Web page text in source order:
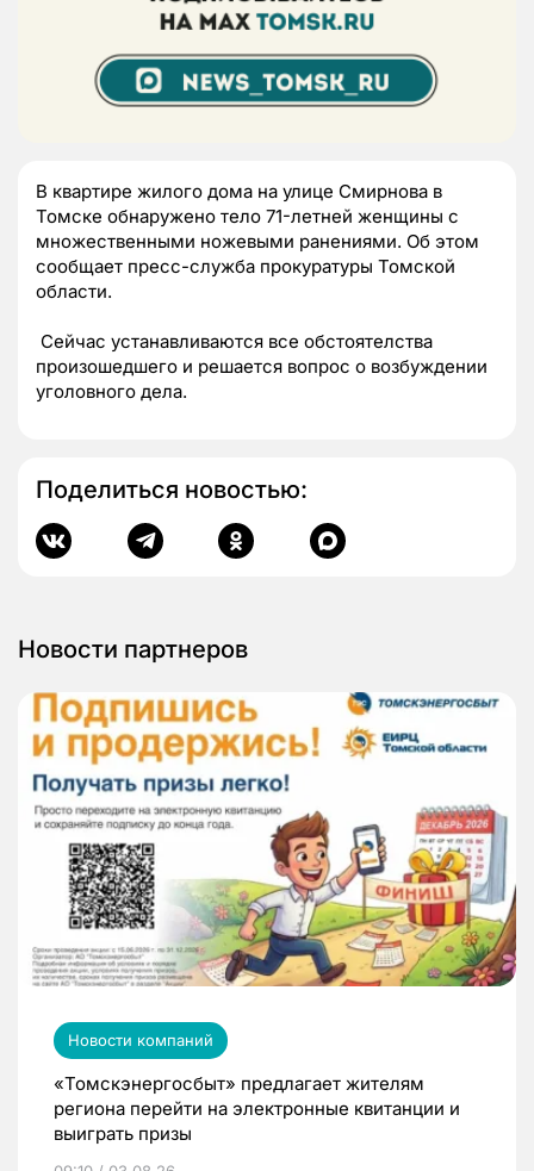
В квартире жилого дома на улице Смирнова в
Томске обнаружено тело 71-летней женщины с
множественными ножевыми ранениями. Об этом
сообщает пресс-служба прокуратуры Томской
области.
Сейчас устанавливаются все обстоятелства
произошедшего и решается вопрос о возбуждении
уголовного дела.
Поделиться новостью:
Новости партнеров
Новости компаний
«Томскэнергосбыт» предлагает жителям
региона перейти на электронные квитанции и
выиграть призы